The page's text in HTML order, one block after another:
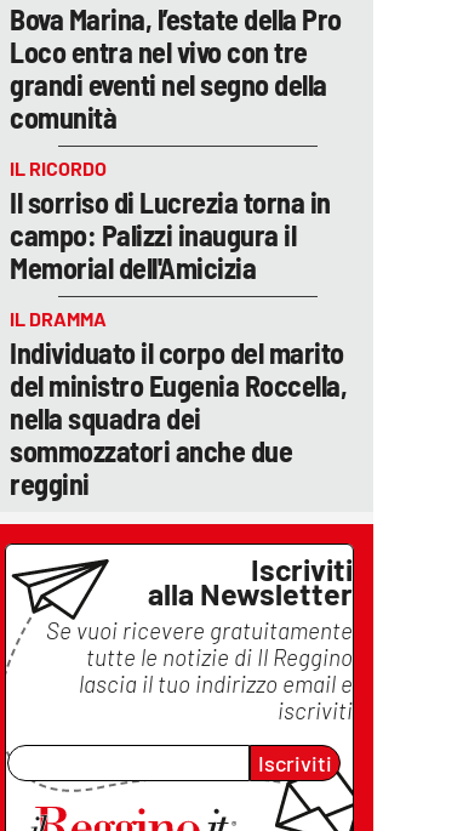
Bova Marina, l’estate della Pro
Loco entra nel vivo con tre
grandi eventi nel segno della
comunità
IL RICORDO
Il sorriso di Lucrezia torna in
campo: Palizzi inaugura il
Memorial dell'Amicizia
IL DRAMMA
Individuato il corpo del marito
del ministro Eugenia Roccella,
nella squadra dei
sommozzatori anche due
reggini
Iscriviti
alla Newsletter
Se vuoi ricevere gratuitamente
tutte le notizie di Il Reggino
lascia il tuo indirizzo email e
iscriviti
Iscriviti
lactv.it
laconair.it
lacapitalenews.it
cosenzachannel.it
ilvibonese.it